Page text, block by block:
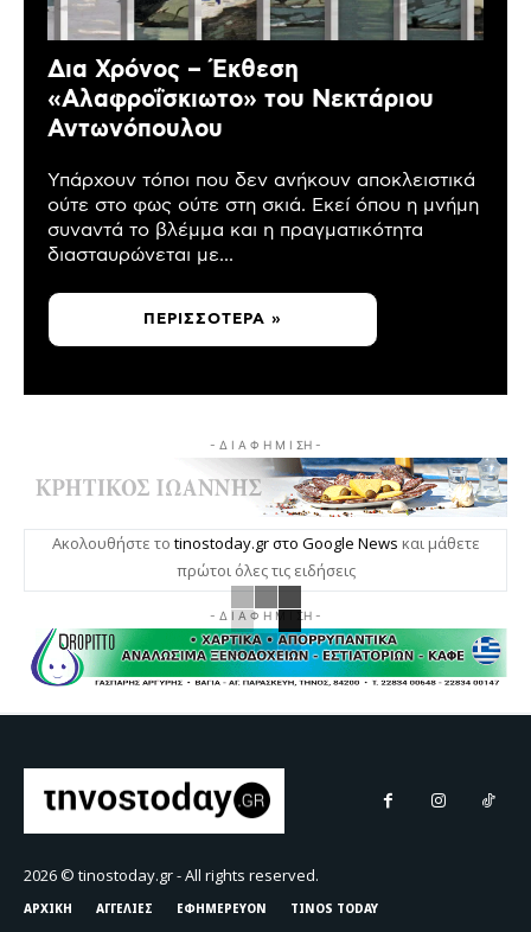
Δια Χρόνος – Έκθεση
«Αλαφροΐσκιωτο» του Νεκτάριου
Αντωνόπουλου
Υπάρχουν τόποι που δεν ανήκουν αποκλειστικά
ούτε στο φως ούτε στη σκιά. Εκεί όπου η μνήμη
συναντά το βλέμμα και η πραγματικότητα
διασταυρώνεται με...
ΠΕΡΙΣΣΌΤΕΡΑ »
- Δ Ι Α Φ Η Μ Ι ΣΗ -
Ακολουθήστε το tinostoday.gr στο Google News και μάθετε
πρώτοι όλες τις ειδήσεις
- Δ Ι Α Φ Η Μ Ι ΣΗ -
2026 © tinostoday.gr - All rights reserved.
ΑΡΧΙΚΗ ΑΓΓΕΛΙΕΣ ΕΦΗΜΕΡΕΥΟΝ TINOS TODAY